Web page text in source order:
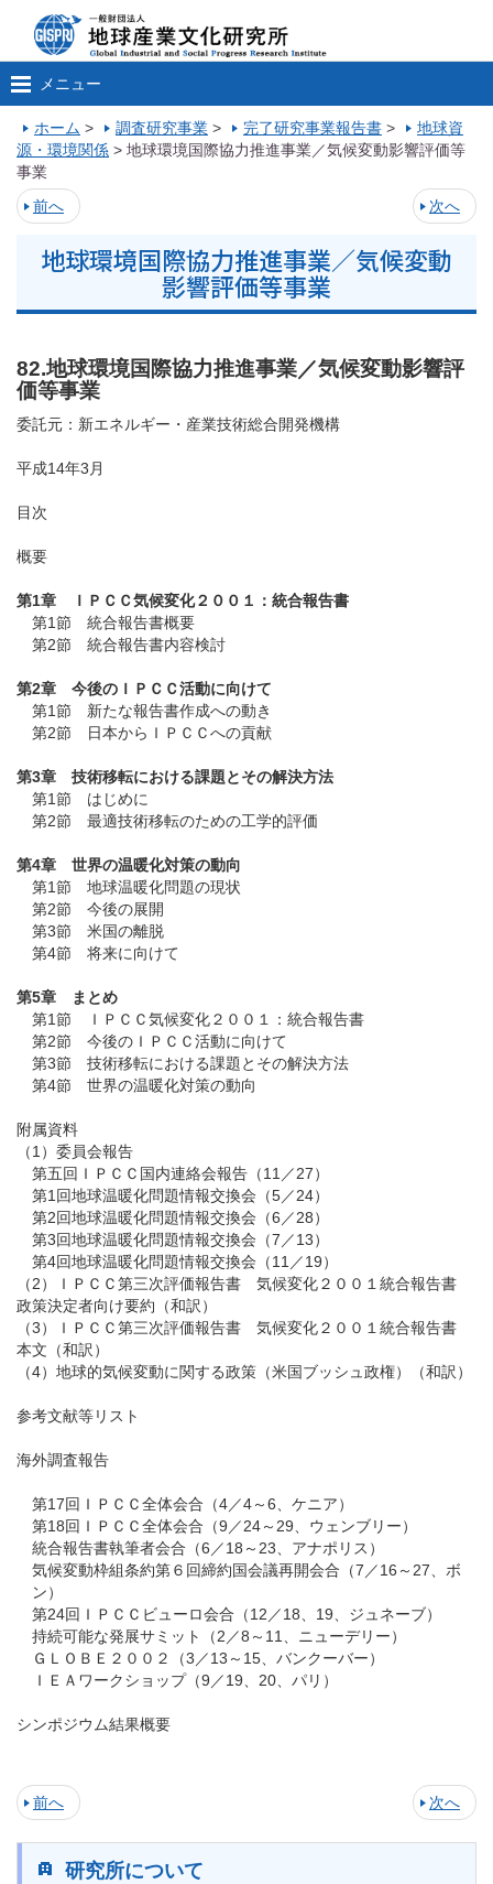
メニュー
ホーム > 調査研究事業 > 完了研究事業報告書 >
地球資
源・環境関係 > 地球環境国際協力推進事業／気候変動影響評価等
事業
前へ
次へ
地球環境国際協力推進事業／気候変動
影響評価等事業
82.地球環境国際協力推進事業／気候変動影響評
価等事業
委託元：新エネルギー・産業技術総合開発機構
平成14年3月
目次
概要
第1章 ＩＰＣＣ気候変化２００１：統合報告書
第1節
統合報告書概要
第2節
統合報告書内容検討
第2章 今後のＩＰＣＣ活動に向けて
第1節
新たな報告書作成への動き
第2節
日本からＩＰＣＣへの貢献
第3章 技術移転における課題とその解決方法
第1節
はじめに
第2節
最適技術移転のための工学的評価
第4章 世界の温暖化対策の動向
第1節
地球温暖化問題の現状
第2節
今後の展開
第3節
米国の離脱
第4節
将来に向けて
第5章 まとめ
第1節
ＩＰＣＣ気候変化２００１：統合報告書
第2節
今後のＩＰＣＣ活動に向けて
第3節
技術移転における課題とその解決方法
第4節
世界の温暖化対策の動向
附属資料
（1）委員会報告
第五回ＩＰＣＣ国内連絡会報告（11／27）
第1回地球温暖化問題情報交換会（5／24）
第2回地球温暖化問題情報交換会（6／28）
第3回地球温暖化問題情報交換会（7／13）
第4回地球温暖化問題情報交換会（11／19）
（2）ＩＰＣＣ第三次評価報告書 気候変化２００１統合報告書
政策決定者向け要約（和訳）
（3）ＩＰＣＣ第三次評価報告書 気候変化２００１統合報告書
本文（和訳）
（4）地球的気候変動に関する政策（米国ブッシュ政権）（和訳）
参考文献等リスト
海外調査報告
第17回ＩＰＣＣ全体会合（4／4～6、ケニア）
第18回ＩＰＣＣ全体会合（9／24～29、ウェンブリー）
統合報告書執筆者会合（6／18～23、アナポリス）
気候変動枠組条約第６回締約国会議再開会合（7／16～27、ボ
ン）
第24回ＩＰＣＣビューロ会合（12／18、19、ジュネーブ）
持続可能な発展サミット（2／8～11、ニューデリー）
ＧＬＯＢＥ２００２（3／13～15、バンクーバー）
ＩＥＡワークショップ（9／19、20、パリ）
シンポジウム結果概要
前へ 次へ
研究所について